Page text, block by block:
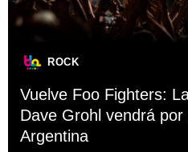
ROCK
Vuelve Foo Fighters:
Dave Grohl vendrá
Argentina